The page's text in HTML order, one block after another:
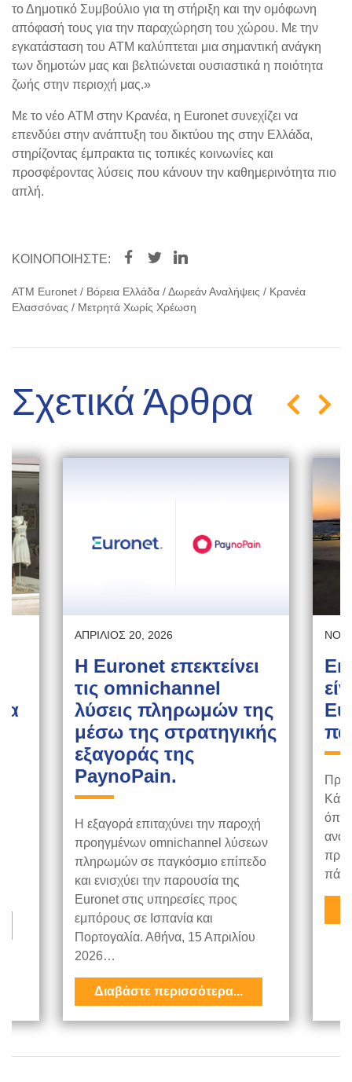
το Δημοτικό Συμβούλιο για τη στήριξη και την ομόφωνη
απόφασή τους για την παραχώρηση του χώρου. Με την
εγκατάσταση του ATM καλύπτεται μια σημαντική ανάγκη
των δημοτών μας και βελτιώνεται ουσιαστικά η ποιότητα
ζωής στην περιοχή μας.»
Με το νέο ATM στην Κρανέα, η Euronet συνεχίζει να
επενδύει στην ανάπτυξη του δικτύου της στην Ελλάδα,
στηρίζοντας έμπρακτα τις τοπικές κοινωνίες και
προσφέροντας λύσεις που κάνουν την καθημερινότητα πιο
απλή.
ΚΟΙΝΟΠΟΙΉΣΤΕ:
ΑΤΜ Euronet / Βόρεια Ελλάδα / Δωρεάν Αναλήψεις / Κρανέα
Ελασσόνας / Μετρητά Χωρίς Χρέωση
Σχετικά Άρθρα
ΑΠΡΊΛΙΟΣ 20, 2026
Η Euronet επεκτείνει
τις omnichannel
λύσεις πληρωμών της
μέσω της στρατηγικής
εξαγοράς της
PaynoPain.
Η εξαγορά επιταχύνει την παροχή
προηγμένων omnichannel λύσεων
πληρωμών σε παγκόσμιο επίπεδο
και ενισχύει την παρουσία της
Euronet στις υπηρεσίες προς
εμπόρους σε Ισπανία και
Πορτογαλία. Αθήνα, 15 Απριλίου
2026…
Διαβάστε περισσότερα...